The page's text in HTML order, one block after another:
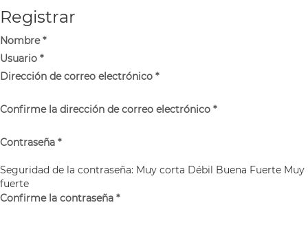
Registrar
Nombre*
Usuario *
Dirección de correo electrónico *
Confirme la dirección de correo electrónico *
Contraseña *
Seguridad de la contraseña: Muy corta Débil Buena Fuerte Muy
fuerte
Confirme la contraseña *